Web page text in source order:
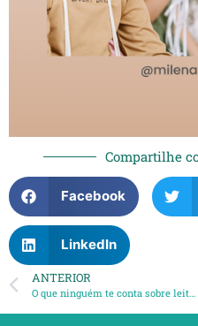
Compartilhe
Facebook
LinkedIn
ANTERIOR